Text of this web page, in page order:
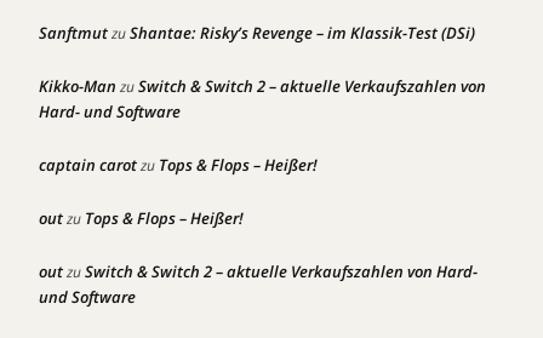
SanftmutzuShantae: Risky’s Revenge – im Klassik-Test (DSi)
Kikko-Man zuSwitch & Switch 2 – aktuelle Verkaufszahlen von
Hard- und Software
captain carotzu Tops & Flops – Heißer!
outzu Tops & Flops – Heißer!
outzuSwitch & Switch 2 – aktuelle Verkaufszahlen von Hard-
und Software